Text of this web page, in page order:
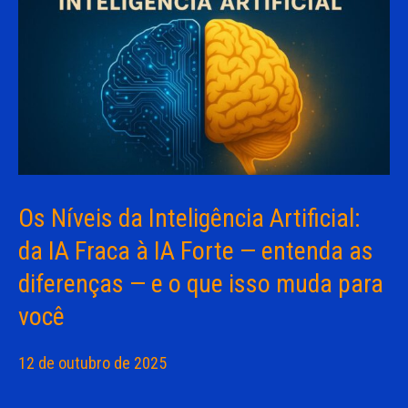
Os Níveis da Inteligência Artificial:
da IA Fraca à IA Forte — entenda as
diferenças — e o que isso muda para
você
12 de outubro de 2025